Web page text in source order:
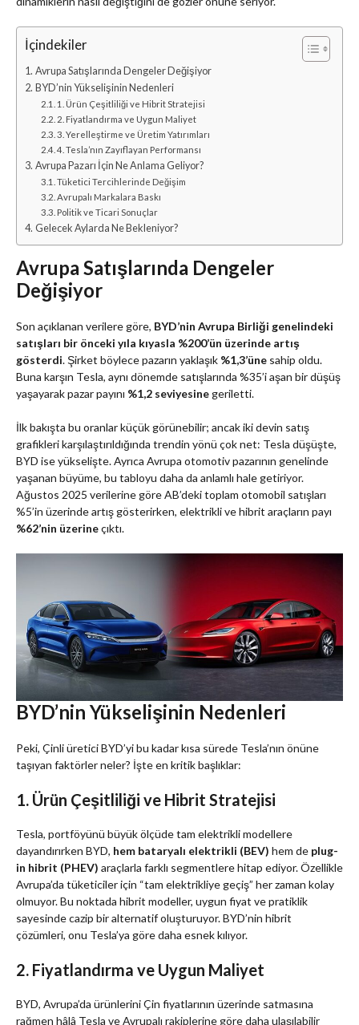
İçindekiler
Avrupa Satışlarında Dengeler Değişiyor
BYD’nin Yükselişinin Nedenleri
1. Ürün Çeşitliliği ve Hibrit Stratejisi
2. Fiyatlandırma ve Uygun Maliyet
3. Yerelleştirme ve Üretim Yatırımları
4. Tesla’nın Zayıflayan Performansı
Avrupa Pazarı İçin Ne Anlama Geliyor?
Tüketici Tercihlerinde Değişim
Avrupalı Markalara Baskı
Politik ve Ticari Sonuçlar
Gelecek Aylarda Ne Bekleniyor?
Avrupa Satışlarında Dengeler
Değişiyor
Son açıklanan verilere göre, BYD’nin Avrupa Birliği genelindeki
satışları bir önceki yıla kıyasla %200’ün üzerinde artış
gösterdi. Şirket böylece pazarın yaklaşık %1,3’üne sahip oldu.
Buna karşın Tesla, aynı dönemde satışlarında %35’i aşan bir düşüş
yaşayarak pazar payını %1,2 seviyesinegeriletti.
İlk bakışta bu oranlar küçük görünebilir; ancak iki devin satış
grafikleri karşılaştırıldığında trendin yönü çok net: Tesla düşüşte,
BYD ise yükselişte. Ayrıca Avrupa otomotiv pazarının genelinde
yaşanan büyüme, bu tabloyu daha da anlamlı hale getiriyor.
Ağustos 2025 verilerine göre AB’deki toplam otomobil satışları
%5’in üzerinde artış gösterirken, elektrikli ve hibrit araçların payı
%62’nin üzerineçıktı.
BYD’nin Yükselişinin Nedenleri
Peki, Çinli üretici BYD’yi bu kadar kısa sürede Tesla’nın önüne
taşıyan faktörler neler? İşte en kritik başlıklar:
1. Ürün Çeşitliliği ve Hibrit Stratejisi
Tesla, portföyünü büyük ölçüde tam elektrikli modellere
dayandırırken BYD, hem bataryalı elektrikli (BEV) hem de plug-
in hibrit (PHEV) araçlarla farklı segmentlere hitap ediyor. Özellikle
Avrupa’da tüketiciler için “tam elektrikliye geçiş” her zaman kolay
olmuyor. Bu noktada hibrit modeller, uygun fiyat ve pratiklik
sayesinde cazip bir alternatif oluşturuyor. BYD’nin hibrit
çözümleri, onu Tesla’ya göre daha esnek kılıyor.
2. Fiyatlandırma ve Uygun Maliyet
BYD, Avrupa’da ürünlerini Çin fiyatlarının üzerinde satmasına
rağmen hâlâ Tesla ve Avrupalı rakiplerine göre daha ulaşılabilir